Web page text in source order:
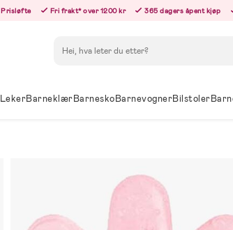
Prisløfte Fri frakt* over 1200 kr 365 dagers åpent kjøp
LekerBarneklærBarneskoBarnevognerBilstoler